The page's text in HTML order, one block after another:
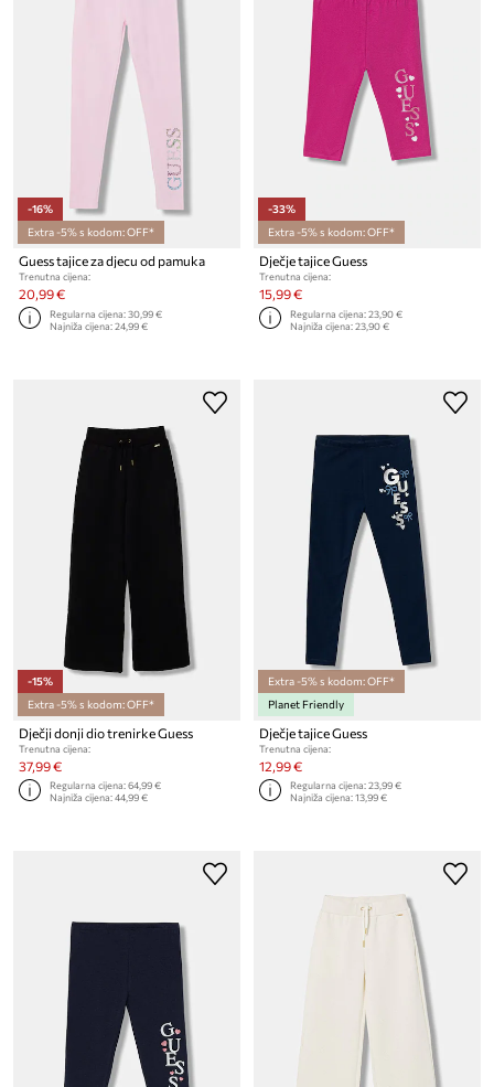
-16%
Extra -5% s kodom: OFF*
Guess tajice za djecu od pamuka
Trenutna cijena:
20,99 €
Regularna cijena:30,99 €
Najniža cijena:24,99 €
-33%
Extra -5% s kodom: OFF*
Dječje tajice Guess
Trenutna cijena:
15,99 €
Regularna cijena:23,90 €
Najniža cijena:23,90 €
-15%
Extra -5% s kodom: OFF*
Dječji donji dio trenirke Guess
Trenutna cijena:
37,99 €
Regularna cijena:64,99 €
Najniža cijena:44,99 €
Extra -5% s kodom: OFF*
Planet Friendly
Dječje tajice Guess
Trenutna cijena:
12,99 €
Regularna cijena:23,99 €
Najniža cijena:13,99 €